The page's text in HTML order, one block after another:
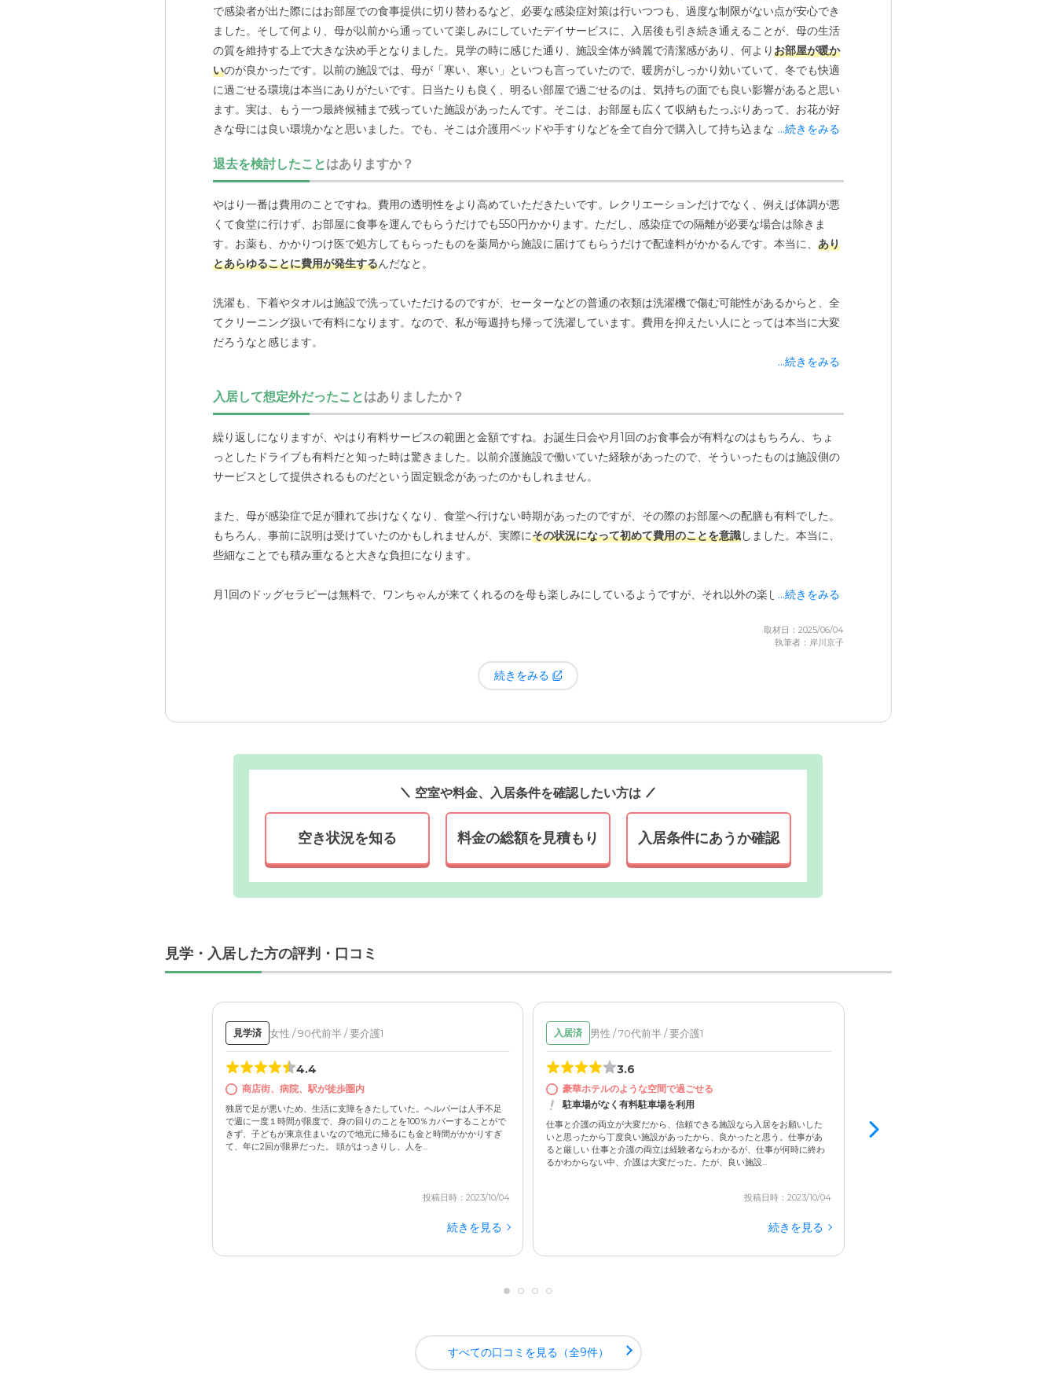
全室個室となっています。
で感染者が出た際にはお部屋での食事提供に切り替わるなど、必要な感染症対策は行いつつも、過度な制限がない点が安心でき
ました。そして何より、母が以前から通っていて楽しみにしていたデイサービスに、入居後も引き続き通えることが、母の生活
の質を維持する上で大きな決め手となりました。見学の時に感じた通り、施設全体が綺麗で清潔感があり、何よりお部屋が暖か
いのが良かったです。以前の施設では、母が「寒い、寒い」といつも言っていたので、暖房がしっかり効いていて、冬でも快適
に過ごせる環境は本当にありがたいです。日当たりも良く、明るい部屋で過ごせるのは、気持ちの面でも良い影響があると思い
ます。実は、もう一つ最終候補まで残っていた施設があったんです。そこは、お部屋も広くて収納もたっぷりあって、お花が好
きな母には良い環境かなと思いました。でも、そこは介護用ベッドや手すりなどを全て自分で購入して持ち込まなければならな
た。こうした介護用品の準備の手間や費用も、施設を選ぶ上では重要なポイントでしたね。
...続きをみる
退去を検討したことはありますか？
やはり一番は費用のことですね。費用の透明性をより高めていただきたいです。レクリエーションだけでなく、例えば体調が悪
くて食堂に行けず、お部屋に食事を運んでもらうだけでも550円かかります。ただし、感染症での隔離が必要な場合は除きま
す。お薬も、かかりつけ医で処方してもらったものを薬局から施設に届けてもらうだけで配達料がかかるんです。本当に、 あり
とあらゆることに費用が発生するんだなと。
洗濯も、下着やタオルは施設で洗っていただけるのですが、セーターなどの普通の衣類は洗濯機で傷む可能性があるからと、全
てクリーニング扱いで有料になります。なので、私が毎週持ち帰って洗濯しています。費用を抑えたい人にとっては本当に大変
だろうなと感じます。
いく上で、どんなサービスにどれくらいの費用がかかるのか、もっと具体的に、事前にしっかりと説明があれば、入居後の「こ
...続きをみる
入居して想定外だったことはありましたか？
繰り返しになりますが、やはり有料サービスの範囲と金額ですね。お誕生日会や月1回のお食事会が有料なのはもちろん、ちょ
っとしたドライブも有料だと知った時は驚きました。以前介護施設で働いていた経験があったので、そういったものは施設側の
サービスとして提供されるものだという固定観念があったのかもしれません。
また、母が感染症で足が腫れて歩けなくなり、食堂へ行けない時期があったのですが、その際のお部屋への配膳も有料でした。
もちろん、事前に説明は受けていたのかもしれませんが、実際にその状況になって初めて費用のことを意識しました。本当に、
些細なことでも積み重なると大きな負担になります。
月1回のドッグセラピーは無料で、ワンちゃんが来てくれるのを母も楽しみにしているようですが、それ以外の楽しみはほとん
...続きをみる
取材日：2025/06/04
執筆者：岸川京子
続きをみる
空室や料金、入居条件を確認したい方は
空き状況を知る 料金の総額を見積もり 入居条件にあうか確認
見学・入居した方の評判・口コミ
見学済 女性 / 90代前半 / 要介護1
4.4
商店街、病院、駅が徒歩圏内
独居で足が悪いため、生活に支障をきたしていた。ヘルパーは人手不足
で週に一度１時間が限度で、身の回りのことを100％カバーすることがで
きず、子どもが東京住まいなので地元に帰るにも金と時間がかかりすぎ
て、年に2回が限界だった。 頭がはっきりし、人を...
投稿日時：2023/10/04
続きを見る
入居済 男性 / 70代前半 / 要介護1
3.6
豪華ホテルのような空間で過ごせる
駐車場がなく有料駐車場を利用
仕事と介護の両立が大変だから、信頼できる施設なら入居をお願いした
いと思ったから丁度良い施設があったから、良かったと思う。仕事があ
ると厳しい 仕事と介護の両立は経験者ならわかるが、仕事が何時に終わ
るかわからない中、介護は大変だった。たが、良い施設...
投稿日時：2023/10/04
続きを見る
るので外出も可能 かなり前の見学なので印象に
すが、見学時に対応してくれた方はいい感じで
すべての口コミを見る（全9件）